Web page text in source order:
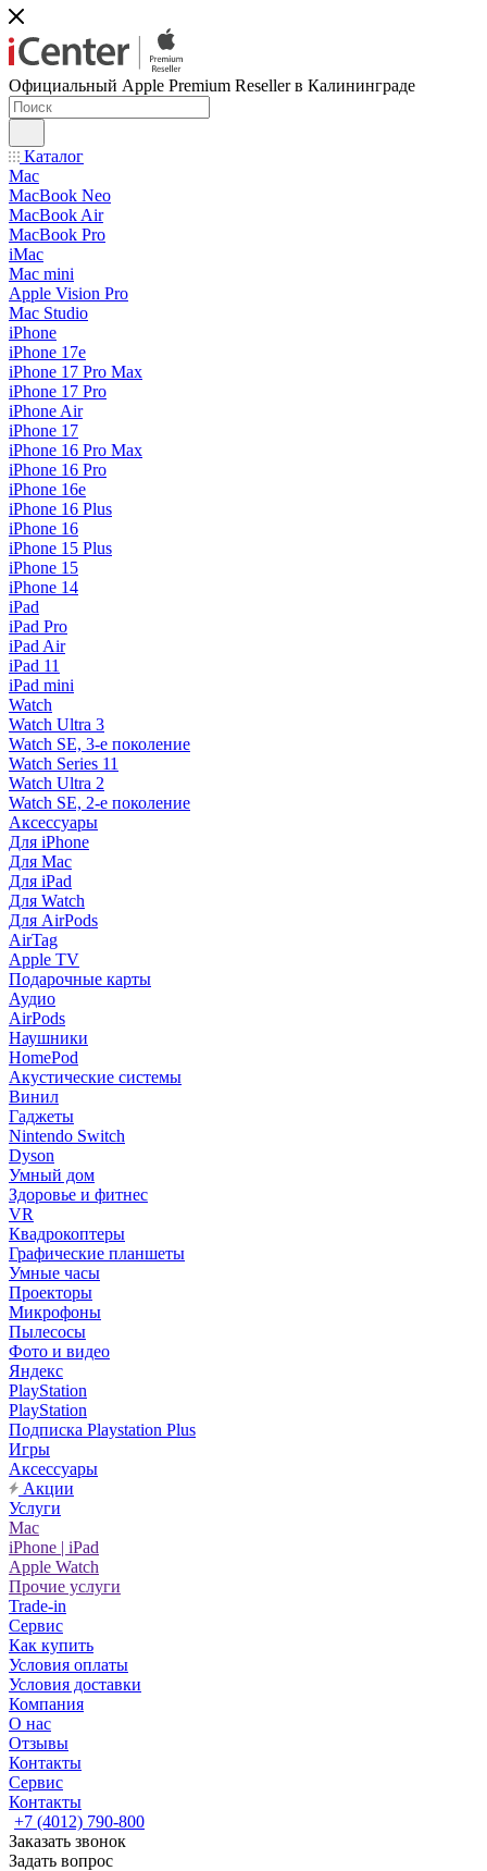
Официальный Apple Premium Reseller в Калининграде
Каталог
Mac
MacBook Neo
MacBook Air
MacBook Pro
iMac
Mac mini
Apple Vision Pro
Mac Studio
iPhone
iPhone 17e
iPhone 17 Pro Max
iPhone 17 Pro
iPhone Air
iPhone 17
iPhone 16 Pro Max
iPhone 16 Pro
iPhone 16e
iPhone 16 Plus
iPhone 16
iPhone 15 Plus
iPhone 15
iPhone 14
iPad
iPad Pro
iPad Air
iPad 11
iPad mini
Watch
Watch Ultra 3
Watch SE, 3-е поколение
Watch Series 11
Watch Ultra 2
Watch SE, 2-е поколение
Аксессуары
Для iPhone
Для Mac
Для iPad
Для Watch
Для AirPods
AirTag
Apple TV
Подарочные карты
Аудио
AirPods
Наушники
HomePod
Акустические системы
Винил
Гаджеты
Nintendo Switch
Dyson
Умный дом
Здоровье и фитнес
VR
Квадрокоптеры
Графические планшеты
Умные часы
Проекторы
Микрофоны
Пылесосы
Фото и видео
Яндекс
PlayStation
PlayStation
Подписка Playstation Plus
Игры
Аксессуары
Акции
Услуги
Mac
iPhone | iPad
Apple Watch
Прочие услуги
Trade-in
Сервис
Как купить
Условия оплаты
Условия доставки
Компания
О нас
Отзывы
Контакты
Сервис
Контакты
+7 (4012) 790-800
Заказать звонок
Задать вопрос